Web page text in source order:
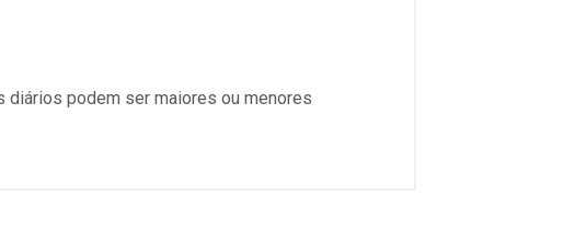
diários podem ser maiores ou menores